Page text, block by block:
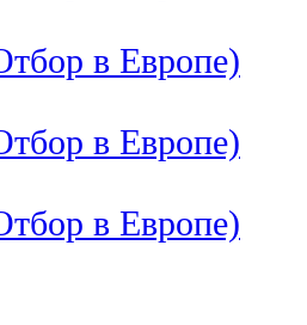
в Европе)
в Европе)
в Европе)